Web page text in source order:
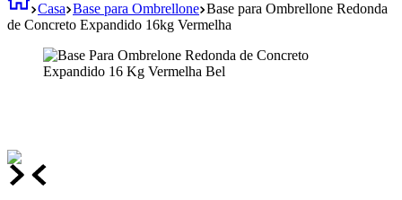
Casa Base para Ombrellone Base para Ombrellone Redonda
de Concreto Expandido 16kg Vermelha